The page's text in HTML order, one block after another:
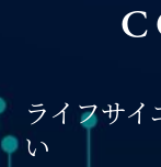
ライフサ
い